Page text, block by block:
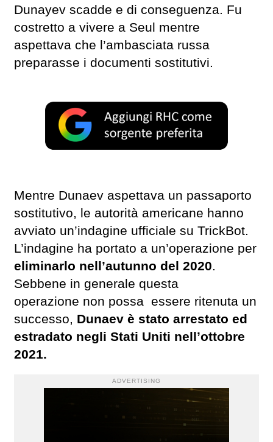
Dunayev scadde e di conseguenza. Fu
costretto a vivere a Seul mentre
aspettava che l’ambasciata russa
preparasse i documenti sostitutivi.
Mentre Dunaev aspettava un passaporto
sostitutivo, le autorità americane hanno
avviato un’indagine ufficiale su TrickBot.
L’indagine ha portato a un’operazione per
eliminarlo nell’autunno del 2020.
Sebbene in generale questa
operazione non possa essere ritenuta un
successo, Dunaev è stato arrestato ed
estradato negli Stati Uniti nell’ottobre
2021.
ADVERTISING